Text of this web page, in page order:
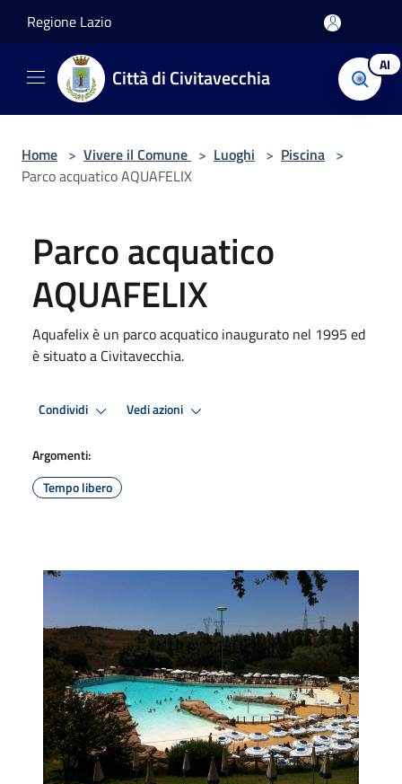
Regione Lazio
Città di Civitavecchia AI
Home > Vivere il Comune > Luoghi > Piscina >
Parco acquatico AQUAFELIX
Parco acquatico
AQUAFELIX
Aquafelix è un parco acquatico inaugurato nel 1995 ed
è situato a Civitavecchia.
Condividi Vedi azioni
Argomenti:
Tempo libero